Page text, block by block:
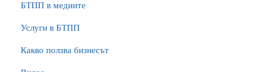
БTПП в медиите
Услуги в БТПП
Какво ползва бизнесът